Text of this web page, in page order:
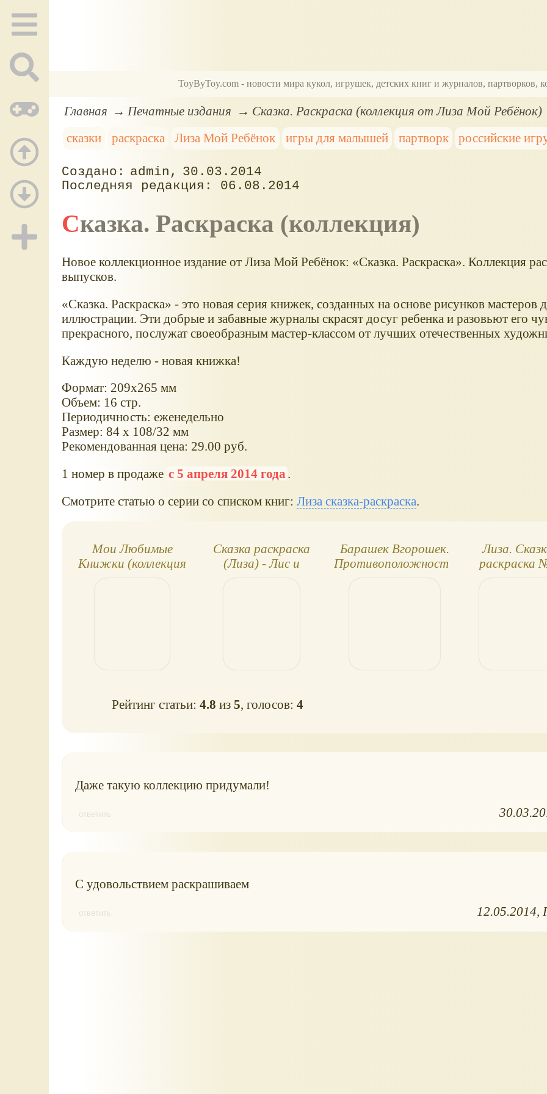
ToyByToy.com - новости мира кукол, игрушек, детских книг и журналов, партворков,
Главная Печатные издания
Сказка. Раскраска (коллекция от Лиза Мой Ребёнок)
сказки
раскраска Лиза Мой Ребёнок игры для малышей партворк российские
admin
30.03.2014
06.08.2014
Сказка. Раскраска (коллекция)
Новое коллекционное издание от Лиза Мой Ребёнок: Сказка. Раскраска . Коллекция
выпусков.
Сказка. Раскраска
- это новая серия книжек, созданных на основе рисунков мастеров
иллюстрации. Эти добрые и забавные журналы скрасят досуг ребенка и разовьют его
прекрасного, послужат своеобразным мастер-классом от лучших отечественных
Каждую неделю - новая книжка!
Формат: 209х265 мм
Объем: 16 стр.
Периодичность: еженедельно
Размер: 84 х 108/32 мм
Рекомендованная цена: 29.00 руб.
1 номер в продаже с 5 апреля 2014 года .
Смотрите статью о серии со списком книг: Лиза сказка-раскраска.
Мои Любимые
Книжки (коллекция
Сказка раскраска
(Лиза) - Лис и
Барашек Вгорошек.
Противоположности
Лиза.
раскраска
Рейтинг статьи:4.8 из5, голосов:4
Даже такую коллекцию придумали!
ответить
С удовольствием раскрашиваем
ответить 12.05.2014